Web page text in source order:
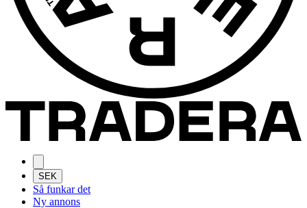
SEK
Så funkar det
Ny annons